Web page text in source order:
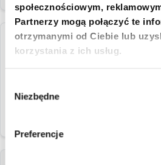
społecznościowym,
Partnerzy mogą połączyć te
otrzymanymi od Ciebie lub
korzystania z ich usług.
Niezbędne
Preferencje